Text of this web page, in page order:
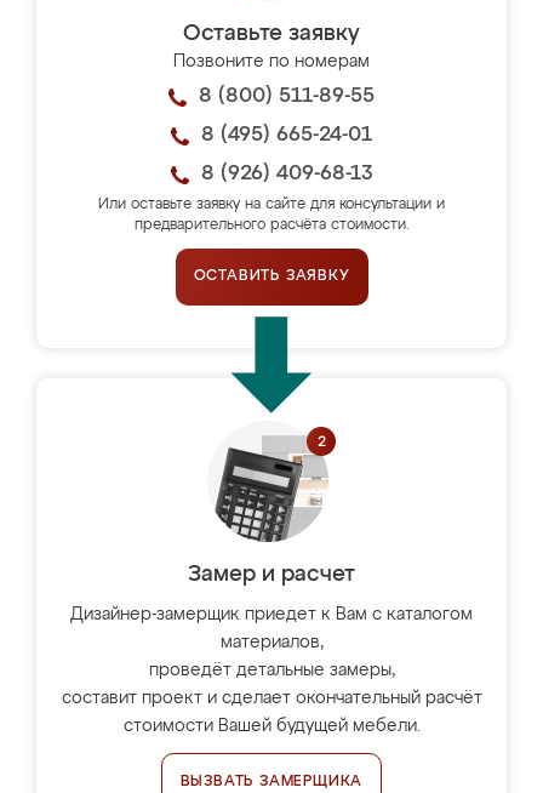
Оставьте заявку
Позвоните по номерам
8 (800) 511-89-55
8 (495) 665-24-01
8 (926) 409-68-13
Или оставьте заявку на сайте для консультации и
предварительного расчёта стоимости.
ОСТАВИТЬ ЗАЯВКУ
Замер и расчет
Дизайнер-замерщик приедет к Вам с каталогом
материалов,
проведёт детальные замеры,
составит проект и сделает окончательный расчёт
стоимости Вашей будущей мебели.
ВЫЗВАТЬ ЗАМЕРЩИКА